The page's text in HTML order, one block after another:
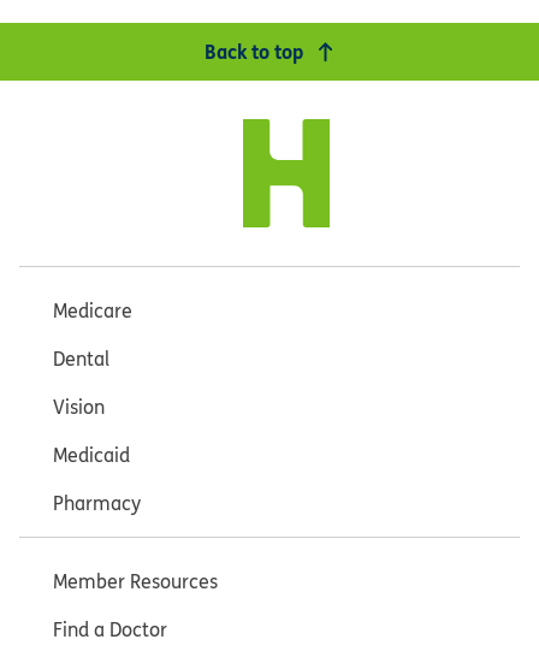
Back to top
Medicare
Dental
Vision
Medicaid
Pharmacy
Member Resources
Find a Doctor